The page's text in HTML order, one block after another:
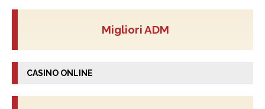
Migliori ADM
CASINO ONLINE